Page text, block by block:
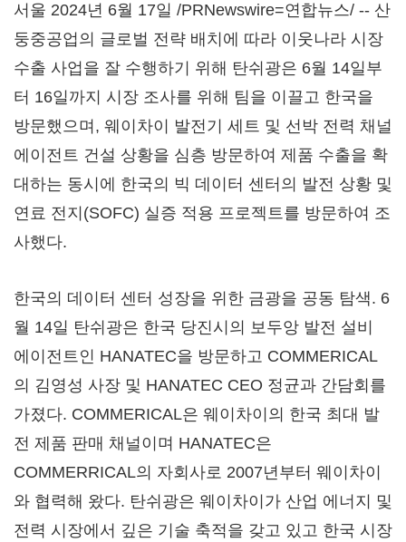
서울 2024년 6월 17일 /PRNewswire=연합뉴스/ -- 산
둥중공업의 글로벌 전략 배치에 따라 이웃나라 시장
수출 사업을 잘 수행하기 위해 탄쉬광은 6월 14일부
터 16일까지 시장 조사를 위해 팀을 이끌고 한국을
방문했으며, 웨이차이 발전기 세트 및 선박 전력 채널
에이전트 건설 상황을 심층 방문하여 제품 수출을 확
대하는 동시에 한국의 빅 데이터 센터의 발전 상황 및
연료 전지(SOFC) 실증 적용 프로젝트를 방문하여 조
사했다.
한국의 데이터 센터 성장을 위한 금광을 공동 탐색. 6
월 14일 탄쉬광은 한국 당진시의 보두앙 발전 설비
에이전트인 HANATEC을 방문하고 COMMERICAL
의 김영성 사장 및 HANATEC CEO 정균과 간담회를
가졌다. COMMERICAL은 웨이차이의 한국 최대 발
전 제품 판매 채널이며 HANATEC은
COMMERRICAL의 자회사로 2007년부터 웨이차이
와 협력해 왔다. 탄쉬광은 웨이차이가 산업 에너지 및
전력 시장에서 깊은 기술 축적을 갖고 있고 한국 시장